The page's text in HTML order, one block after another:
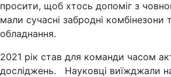
просити, щоб хтось допоміг з
мали сучасні забродні комбінезони
обладнання.
2021 рік став для команди часом
досліджень. Науковці виїжджали